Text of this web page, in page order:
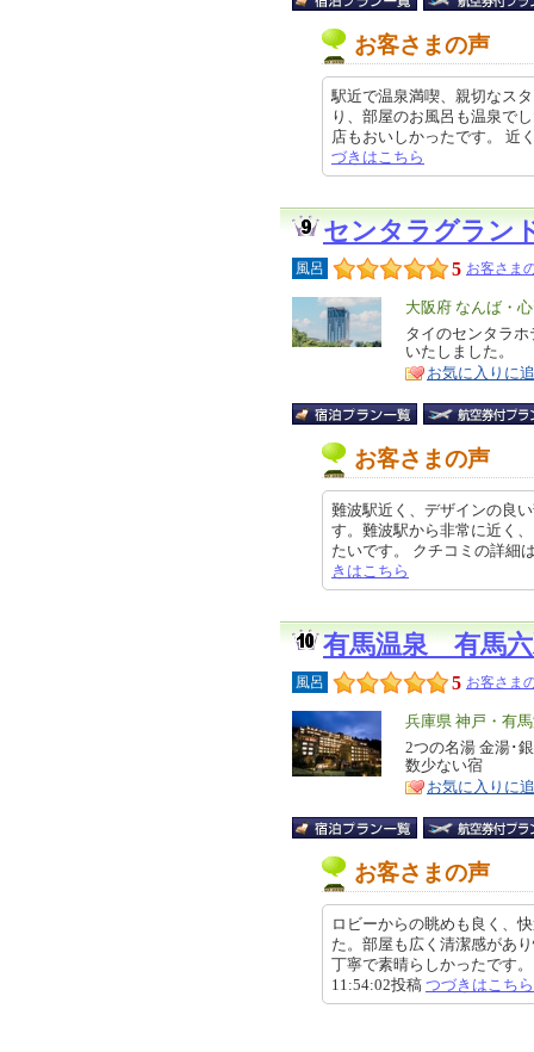
お客さまの声
駅近で温泉満喫、親切なス
り、部屋のお風呂も温泉で
店もおいしかったです。
づきはこちら
センタラグラン
風呂 5 お客さま
エ
リ
ア
大阪府 なんば・
特
徴
タイのセンタラ
いたしました。
お気に入りに
お客さまの声
難波駅近く、デザインの良
す。難波駅から非常に近く
たいです。 クチコミの詳
きはこちら
有馬温泉 有馬
風呂 5 お客さま
エ
リ
ア
兵庫県 神戸・有
特
徴
2つの名湯 金湯･
数少ない宿
お気に入りに
お客さまの声
ロビーからの眺めも良く、
た。部屋も広く清潔感があ
丁寧で素晴らしかったです
11:54:02投稿 つづきはこちら